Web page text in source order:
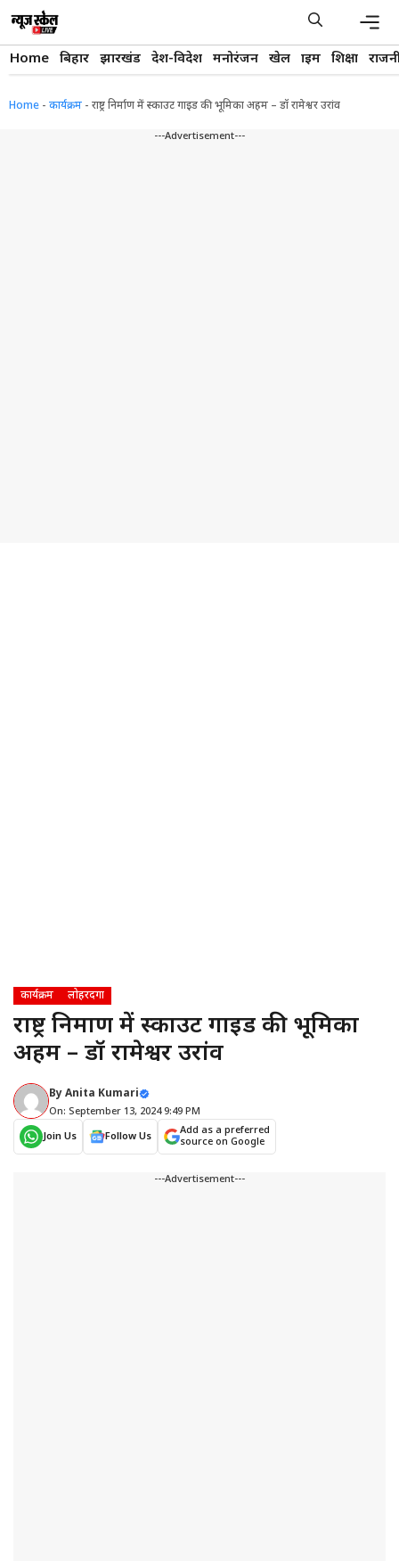
content
Home बिहार झारखंड देश-विदेश मनोरंजन खेल क्राइम शिक्षा
Home - कार्यक्रम - राष्ट्र निर्माण में स्काउट गाइड की भूमिका अहम – डॉ रामेश्वर उरांव
---Advertisement---
कार्यक्रम लोहरदगा
राष्ट्र निर्माण में स्काउट गाइड की भूमिका
अहम – डॉ रामेश्वर उरांव
ByAnita Kumari
On: September 13, 2024 9:49 PM
Join Us
Follow Us
Add as a preferred
source on Google
---Advertisement---